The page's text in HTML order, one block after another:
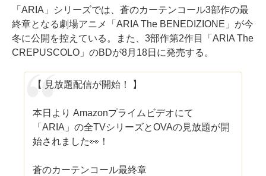
「ARIA」シリーズでは、蒼のカーテンコール3部作の最
終章となる劇場アニメ「ARIA The BENEDIZIONE」が今
冬に公開を控えている。また、3部作第2作目「ARIA The
CREPUSCOLO」のBDが8月18日に発売する。
【 見放題配信が開始！ 】
本日より Amazonプライムビデオにて
「ARIA」の全TVシリーズとOVAの見放題が開
始されました👀！
蒼のカーテンコール最終章